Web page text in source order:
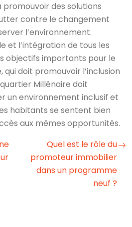
des solutions
contre le changement
l’environnement.
et l’intégration de tous les
objectifs importants pour le
qui doit promouvoir l’inclusion
Millénaire doit
un environnement inclusif et
habitants se sentent bien
aux mêmes opportunités.
Quel est le rôle du
promoteur immobilier
dans un programme
neuf ?